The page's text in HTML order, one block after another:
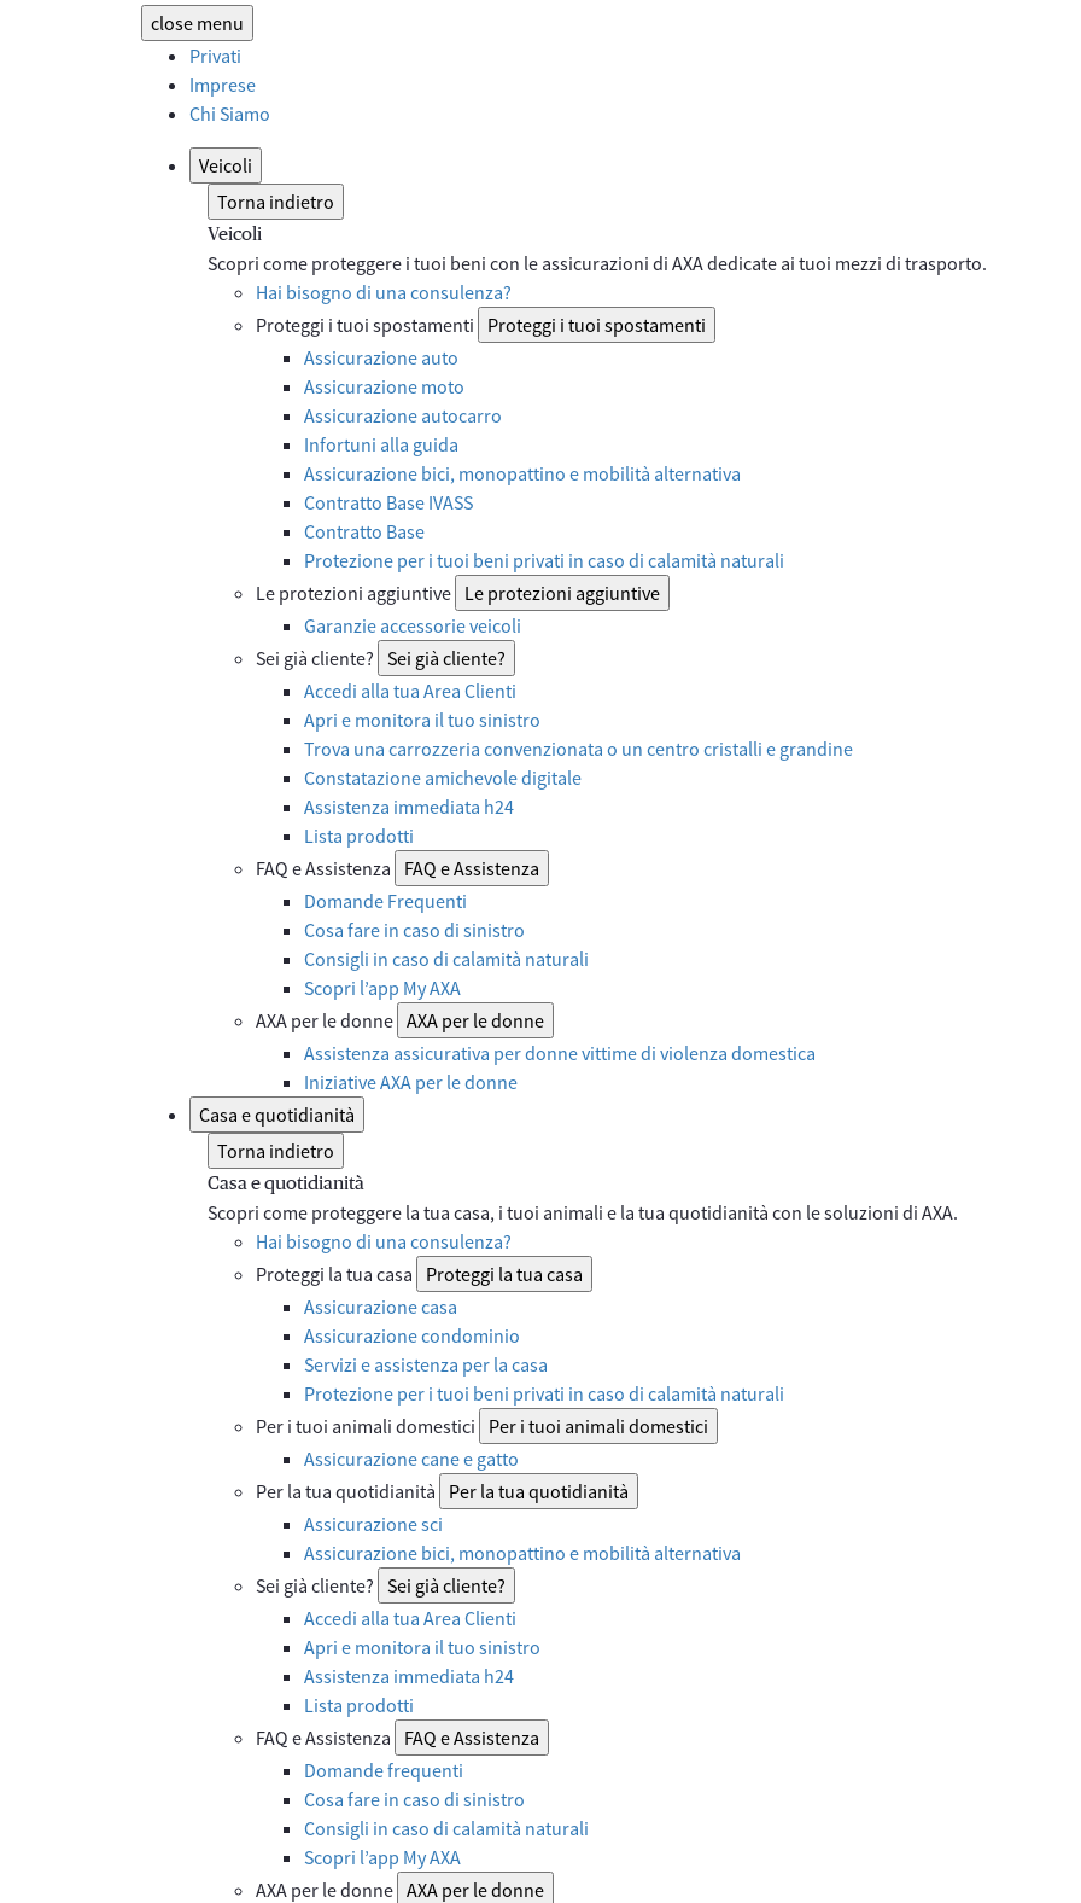
close menu
Privati
Imprese
Chi Siamo
Veicoli
Torna indietro
Veicoli
Scopri come proteggere i tuoi beni con le assicurazioni di AXA dedicate ai tuoi mezzi di trasporto.
Hai bisogno di una consulenza?
Proteggi i tuoi spostamenti
Proteggi i tuoi spostamenti
Assicurazione auto
Assicurazione moto
Assicurazione autocarro
Infortuni alla guida
Assicurazione bici, monopattino e mobilità alternativa
Contratto Base IVASS
Contratto Base
Protezione per i tuoi beni privati in caso di calamità naturali
Le protezioni aggiuntive Le protezioni aggiuntive
Garanzie accessorie veicoli
Sei già cliente? Sei già cliente?
Accedi alla tua Area Clienti
Apri e monitora il tuo sinistro
Trova una carrozzeria convenzionata o un centro cristalli e grandine
Constatazione amichevole digitale
Assistenza immediata h24
Lista prodotti
FAQ e Assistenza
FAQ e Assistenza
Domande Frequenti
Cosa fare in caso di sinistro
Consigli in caso di calamità naturali
Scopri l’app My AXA
AXA per le donne AXA per le donne
Assistenza assicurativa per donne vittime di violenza domestica
Iniziative AXA per le donne
Casa e quotidianità
Torna indietro
Casa e quotidianità
Scopri come proteggere la tua casa, i tuoi animali e la tua quotidianità con le soluzioni di AXA.
Hai bisogno di una consulenza?
Proteggi la tua casa
Proteggi la tua casa
Assicurazione casa
Assicurazione condominio
Servizi e assistenza per la casa
Protezione per i tuoi beni privati in caso di calamità naturali
Per i tuoi animali domestici
Per i tuoi animali domestici
Assicurazione cane e gatto
Per la tua quotidianità
Per la tua quotidianità
Assicurazione sci
Assicurazione bici, monopattino e mobilità alternativa
Sei già cliente? Sei già cliente?
Accedi alla tua Area Clienti
Apri e monitora il tuo sinistro
Assistenza immediata h24
Lista prodotti
FAQ e Assistenza
FAQ e Assistenza
Domande frequenti
Cosa fare in caso di sinistro
Consigli in caso di calamità naturali
Scopri l’app My AXA
AXA per le donne AXA per le donne